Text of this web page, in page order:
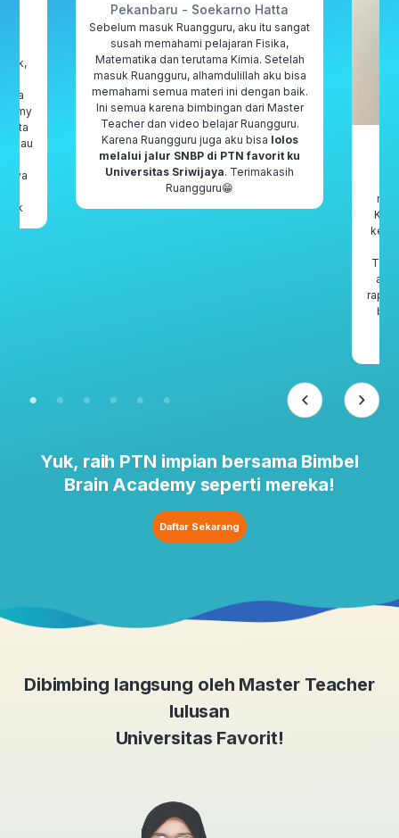
Kita
atau
Pekanbaru - Soekarno Hatta
Sebelum masuk Ruangguru, aku itu sangat
susah memahami pelajaran Fisika,
Matematika dan terutama Kimia. Setelah
masuk Ruangguru, alhamdulillah aku bisa
memahami semua materi ini dengan baik.
Ini semua karena bimbingan dari Master
Teacher dan video belajar Ruangguru.
Karena Ruangguru juga aku bisa lolos
melalui jalur SNBP di PTN favorit ku
Universitas Sriwijaya. Terimakasih
Ruangguru😁
aku
rapor
Yuk, raih PTN impian bersama Bimbel
Brain Academy seperti mereka!
Daftar Sekarang
Dibimbing langsung oleh Master Teacher
lulusan
Universitas Favorit!